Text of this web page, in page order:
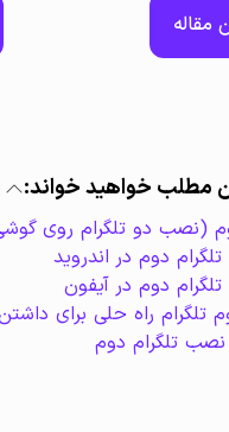
مقاله
مطلب خواهید خواند:
(نصب دو تلگرام روی
دوم در اندروید
دوم در آیفون
تلگرام راه حلی برای
تلگرام دوم